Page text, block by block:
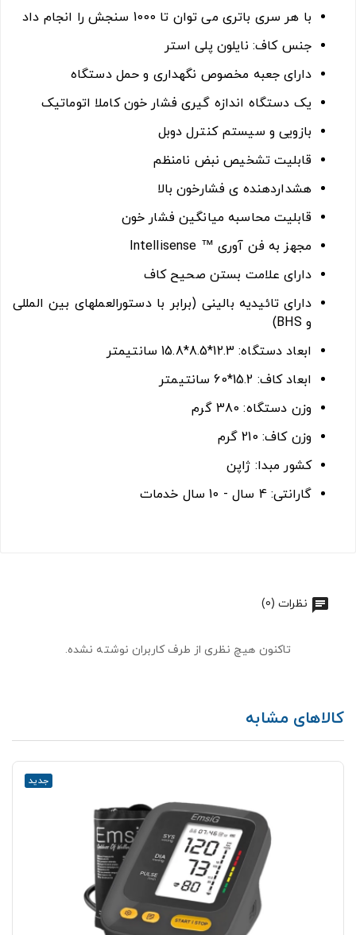
با هر سری باتری می توان تا 1000 سنجش را انجام داد
جنس کاف: نایلون پلی استر
دارای جعبه مخصوص نگهداری و حمل دستگاه
یک دستگاه اندازه گیری فشار خون کاملا اتوماتیک
بازویی و سیستم کنترل دوبل
قابلیت تشخیص نبض نامنظم
هشداردهنده ی فشارخون بالا
قابلیت محاسبه میانگین فشار خون
مجهز به فن آوری ™ Intellisense
دارای علامت بستن صحیح کاف
دارای تائیدیه بالینی (برابر با دستورالعملهای بین المللی
و BHS)
ابعاد دستگاه: 12.3*8.5*15.8 سانتیمتر
ابعاد کاف: 15.2*60 سانتیمتر
وزن دستگاه: 380 گرم
وزن کاف: 210 گرم
کشور مبدا: ژاپن
گارانتی: 4 سال - 10 سال خدمات
نظرات (0)
تاکنون هیچ نظری از طرف کاربران نوشته نشده.
کالاهای مشابه
جدید